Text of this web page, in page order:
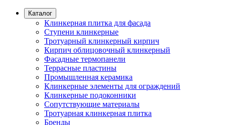
Каталог
Клинкерная плитка для фасада
Ступени клинкерные
Тротуарный клинкерный кирпич
Кирпич облицовочный клинкерный
Фасадные термопанели
Террасные пластины
Промышленная керамика
Клинкерные элементы для ограждений
Клинкерные подоконники
Сопутствующие материалы
Тротуарная клинкерная плитка
Бренды